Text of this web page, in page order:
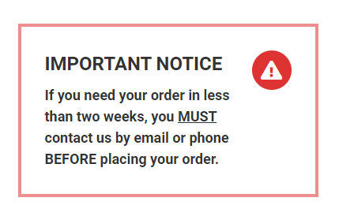
The
may
be
chosen
on
product